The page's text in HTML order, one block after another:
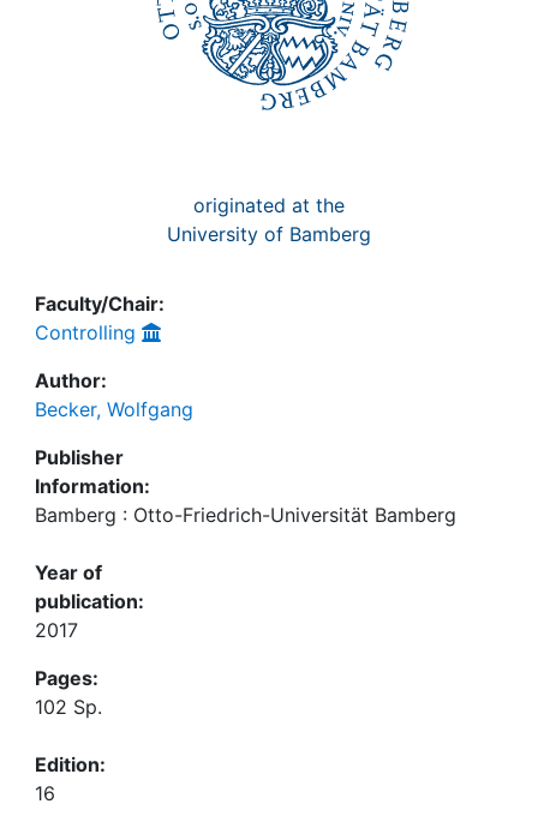
originated at the
University of Bamberg
Faculty/Chair:
Controlling
Author:
Becker, Wolfgang
Publisher
Information:
Bamberg : Otto-Friedrich-Universität Bamberg
Year of
publication:
2017
Pages:
102 Sp.
Edition:
16